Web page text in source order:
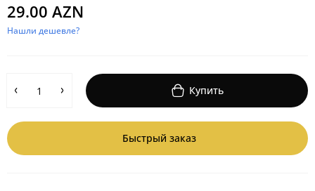
29.00 AZN
Нашли дешевле?
Купить
Быстрый заказ